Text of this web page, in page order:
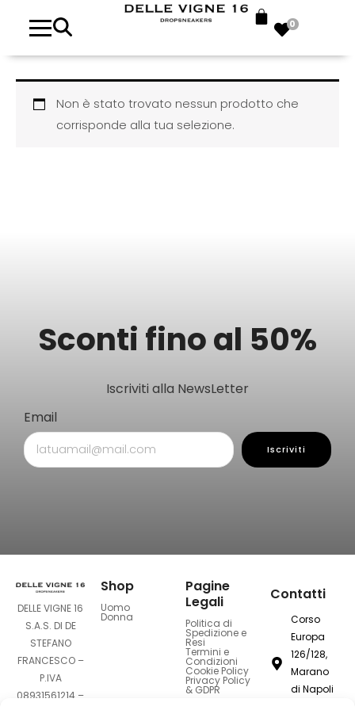
0
Non è stato trovato nessun prodotto che
corrisponde alla tua selezione.
Sconti fino al 50%
Iscriviti alla NewsLetter
Email
Iscriviti
DELLE VIGNE 16
S.A.S. DI DE
STEFANO
FRANCESCO –
P.IVA
08931561214 –
Shop
Uomo
Donna
Pagine
Legali
Politica di
Spedizione e
Resi
Termini e
Condizioni
Cookie Policy
Privacy Policy
& GDPR
Contatti
Corso
Europa
126/128,
Marano
di Napoli